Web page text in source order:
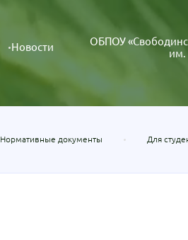
Новости
ОБПОУ
им.
Нормативные документы Для